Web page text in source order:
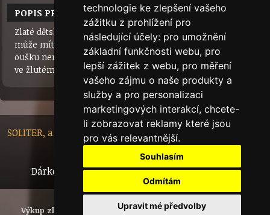
technologie ke zlepšení vašeho
zážitku z prohlížení pro
následující účely: pro umožnění
základní funkčnosti webu, pro
lepší zážitek z webu, pro měření
vašeho zájmu o naše produkty a
služby a pro personalizaci
marketingových interakcí, chcete-
li zobrazovat reklamy které jsou
pro vás relevantnější.
Souhlasím
Odmítám
Upravit mé předvolby
POPIS PRODUKTU
Zlaté dětské náušnice ve tvaru srdce se 6 kamínky, středový
může mít různou barvu. Zapínání, které se na dětském
oušku nerozepíná. Velice jemné milé náušnice. Vyrábíme je
ve žlutém i bílém zlatě.
SOLITER, a.s. - Nádražní 148/10, 46601 Jablonec nad Nisou,
Czech Republic
Dárkový certifikát
Bytový dům Tech.info
Výkup zlata Investiční zlato Šperky